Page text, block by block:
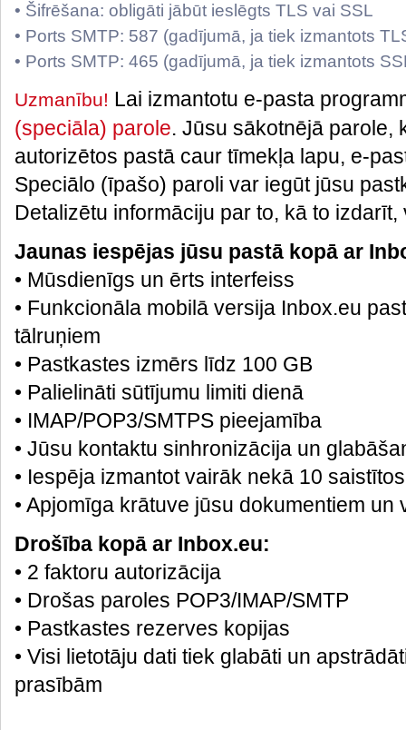
• Šifrēšana: obligāti jābūt ieslēgts TLS vai SSL
• Ports SMTP: 587 (gadījumā, ja tiek izmantots
• Ports SMTP: 465 (gadījumā, ja tiek izmantots
Uzmanību! Lai izmantotu e-pasta
(speciāla) parole. Jūsu sākotnējā parole,
autorizētos pastā caur tīmekļa lapu, e-
Speciālo (īpašo) paroli var iegūt jūsu
Detalizētu informāciju par to, kā to
Jaunas iespējas jūsu pastā kopā ar
• Mūsdienīgs un ērts interfeiss
• Funkcionāla mobilā versija Inbox.eu
tālruņiem
• Pastkastes izmērs līdz 100 GB
• Palielināti sūtījumu limiti dienā
• IMAP/POP3/SMTPS pieejamība
• Jūsu kontaktu sinhronizācija un
• Iespēja izmantot vairāk nekā 10
• Apjomīga krātuve jūsu dokumentiem un
Drošība kopā ar Inbox.eu:
• 2 faktoru autorizācija
• Drošas paroles POP3/IMAP/SMTP
• Pastkastes rezerves kopijas
• Visi lietotāju dati tiek glabāti un
prasībām